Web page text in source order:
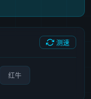
测速
红牛